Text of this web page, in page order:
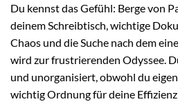
Du kennst das Gefühl: Berge von
deinem Schreibtisch, wichtige
Chaos und die Suche nach dem
wird zur frustrierenden Odyssee.
und unorganisiert, obwohl du
wichtig Ordnung für deine